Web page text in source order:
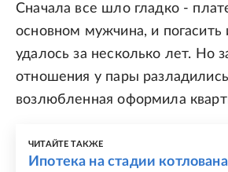
Сначала все шло гладко -
основном мужчина, и погасить
удалось за несколько лет. Но
отношения у пары
возлюбленная оформила
ЧИТАЙТЕ ТАКЖЕ
Ипотека на стадии